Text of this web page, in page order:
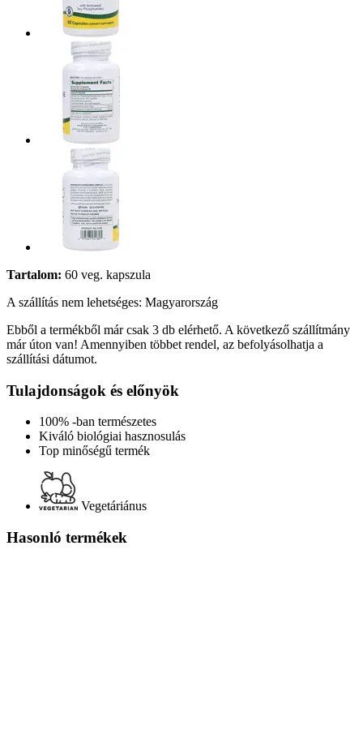
Tartalom: 60 veg. kapszula
A szállítás nem lehetséges: Magyarország
Ebből a termékből már csak 3 db elérhető. A következő szállítmány
már úton van! Amennyiben többet rendel, az befolyásolhatja a
szállítási dátumot.
Tulajdonságok és előnyök
100% -ban természetes
Kiváló biológiai hasznosulás
Top minőségű termék
Vegetáriánus
Hasonló termékek